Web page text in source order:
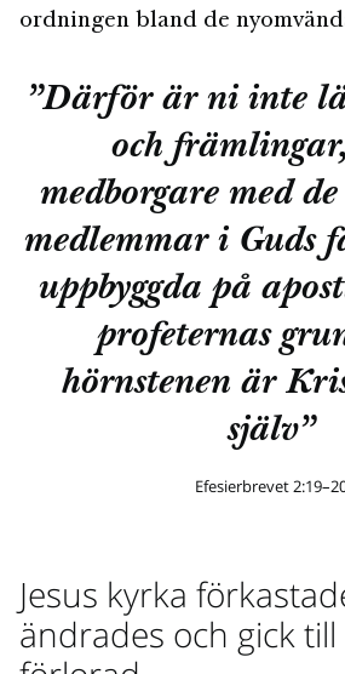
ordningen bland de
”Därför är ni inte
och
medborgare med
medlemmar i Guds
uppbyggda på
profeternas
hörnstenen är
själv”
Efesierbrevet
Jesus kyrka
ändrades och gick till